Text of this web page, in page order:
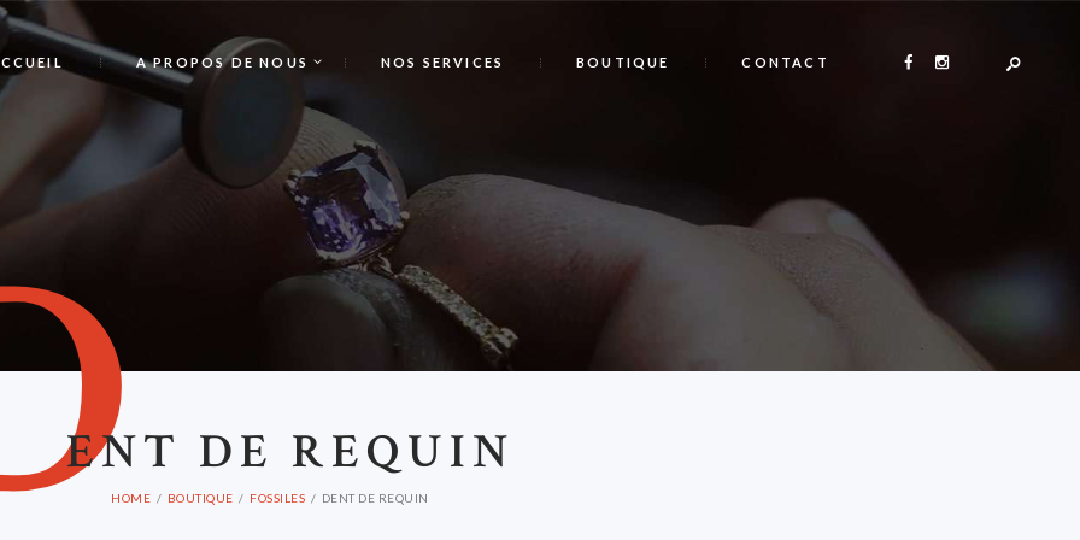
A PROPOS DE NOUS NOS SERVICES BOUTIQUE CONTACT
ENT DE REQUIN
HOME BOUTIQUE FOSSILES DENT DE REQUIN